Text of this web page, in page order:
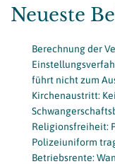
Neueste
Berechnung der
führt nicht zum
Kirchenaustritt:
Religionsfreiheit:
Polizeiuniform
Betriebsrente: